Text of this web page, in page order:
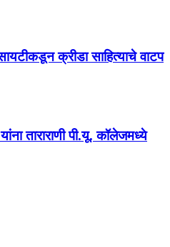
क्रीडा साहित्याचे वाटप
ताराराणी पी.यू. कॉलेजमध्ये